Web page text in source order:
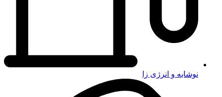
نوشابه و انرژی زا